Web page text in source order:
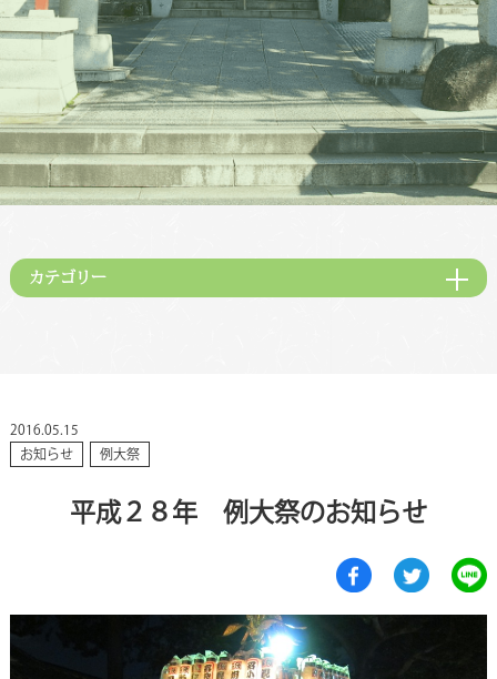
カテゴリー
2016.05.15
お知らせ
例大祭
平成２８年 例大祭のお知らせ